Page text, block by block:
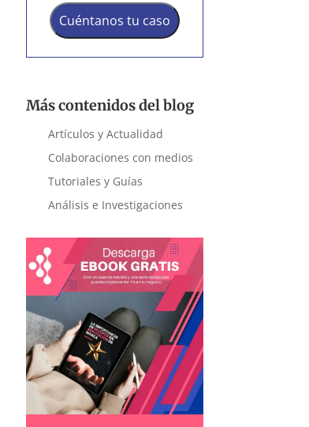
Cuéntanos tu caso
Más contenidos del blog
Artículos y Actualidad
Colaboraciones con medios
Tutoriales y Guías
Análisis e Investigaciones